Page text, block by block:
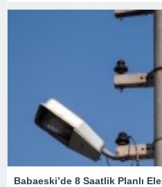
Babaeski’de 8 Saatlik Planlı